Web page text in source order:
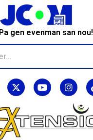
Pa gen evenman san nou!